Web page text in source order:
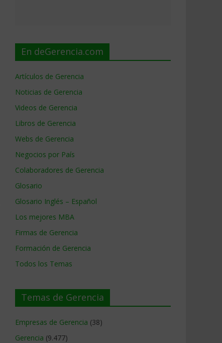
En deGerencia.com
Artículos de Gerencia
Noticias de Gerencia
Videos de Gerencia
Libros de Gerencia
Webs de Gerencia
Negocios por País
Colaboradores de Gerencia
Glosario
Glosario Inglés – Español
Los mejores MBA
Firmas de Gerencia
Formación de Gerencia
Todos los Temas
Temas de Gerencia
Empresas de Gerencia (38)
Gerencia (9.477)